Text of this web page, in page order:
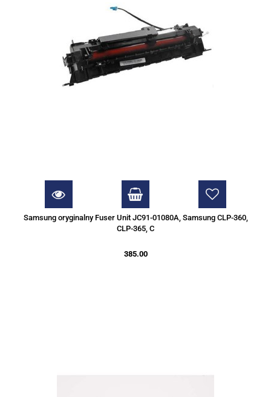
Samsung oryginalny Fuser Unit JC91-01080A, Samsung CLP-360,
CLP-365, C
385.00